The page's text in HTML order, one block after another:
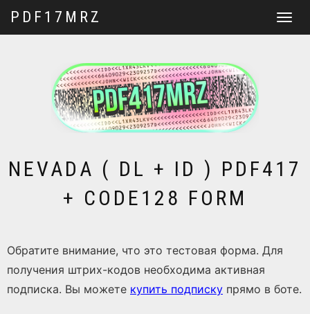
PDF17MRZ
NEVADA ( DL + ID ) PDF417
+ CODE128 FORM
Обратите внимание, что это тестовая форма. Для
получения штрих-кодов необходима активная
подписка. Вы можете купить подписку прямо в боте.